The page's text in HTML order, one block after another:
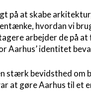
på at skabe
hvordan vi
arbejder de på at
Aarhus’ identitet
stærk bevidsthed
at gøre Aarhus til et